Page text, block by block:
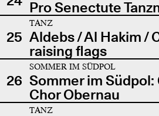
Pro Senectute
25
TANZ
Aldebs / Al Hakim /
raising flags
26
SOMMER IM SÜDPOL
Sommer im
Chor Obernau
TANZ